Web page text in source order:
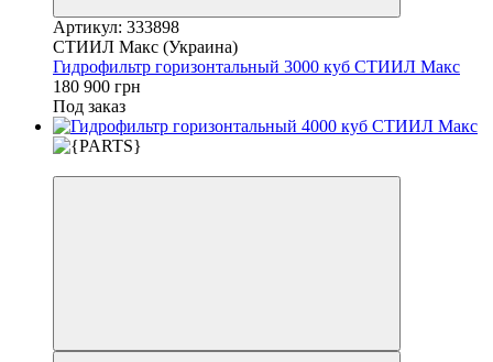
Артикул: 333898
СТИИЛ Макс (Украина)
Гидрофильтр горизонтальный 3000 куб СТИИЛ Макс
180 900 грн
Под заказ